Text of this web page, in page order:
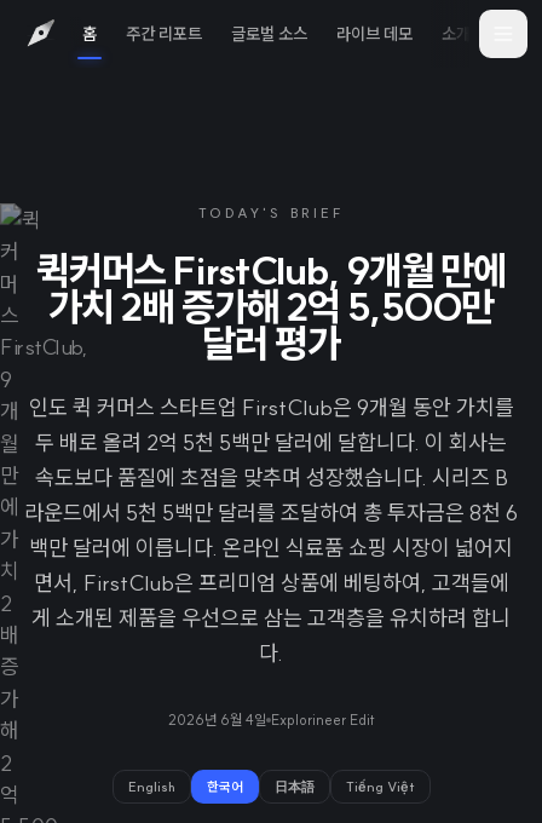
홈 주간 리포트 글로벌 소스 라이브 데모 소개
TODAY'S BRIEF
퀵커머스 FirstClub, 9개월 만에
가치 2배 증가해 2억 5,500만
달러 평가
인도 퀵 커머스 스타트업 FirstClub은 9개월 동안 가치를
두 배로 올려 2억 5천 5백만 달러에 달합니다. 이 회사는
속도보다 품질에 초점을 맞추며 성장했습니다. 시리즈 B
라운드에서 5천 5백만 달러를 조달하여 총 투자금은 8천 6
백만 달러에 이릅니다. 온라인 식료품 쇼핑 시장이 넓어지
면서, FirstClub은 프리미엄 상품에 베팅하여, 고객들에
게 소개된 제품을 우선으로 삼는 고객층을 유치하려 합니
다.
2026년 6월 4일 Explorineer Edit
English 한국어 日本語 Tiếng Việt